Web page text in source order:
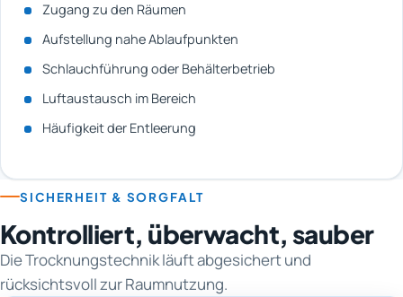
Zugang zu den Räumen
Aufstellung nahe Ablaufpunkten
Schlauchführung oder Behälterbetrieb
Luftaustausch im Bereich
Häufigkeit der Entleerung
SICHERHEIT & SORGFALT
Kontrolliert, überwacht, sauber
Die Trocknungstechnik läuft abgesichert und
rücksichtsvoll zur Raumnutzung.